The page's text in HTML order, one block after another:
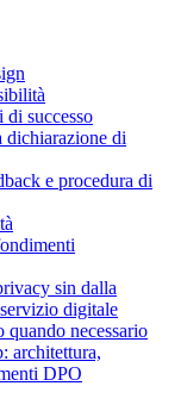
di successo
dichiarazione di
e procedura di
sin dalla
digitale
necessario
architettura,
DPO